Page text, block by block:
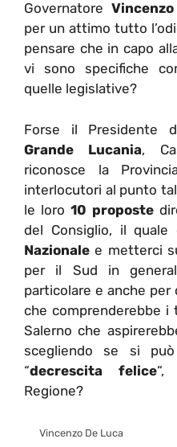
Governatore
per un attimo tutto
pensare che in capo
vi sono specifiche
quelle legislative?
Forse il Presidente
Grande Lucania,
riconosce la
interlocutori al punto
le loro 10 proposte
del Consiglio, il
Nazionale e metterci
per il Sud in
particolare e anche per
che comprenderebbe i
Salerno che
scegliendo se si
“decrescita felice“,
Regione?
Vincenzo De Luca